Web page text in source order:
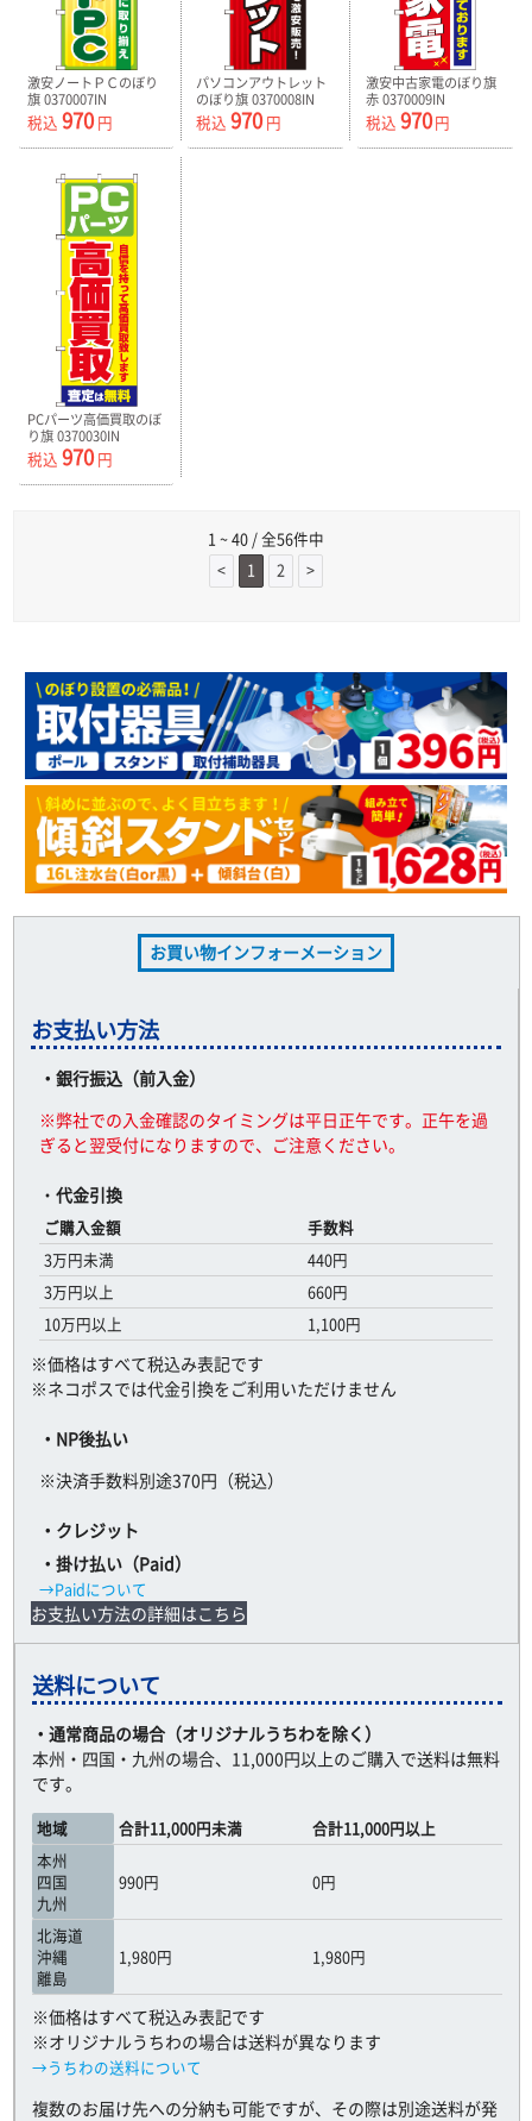
激安ノートＰＣのぼり
旗 0370007IN
税込 970 円
パソコンアウトレット
のぼり旗 0370008IN
税込 970円
激安中古家電のぼり旗
赤 0370009IN
税込 970円
PCパーツ高価買取のぼ
り旗 0370030IN
税込 970 円
1 ~ 40 / 全56件中
<
1 2 >
お買い物インフォーメーション
お支払い方法
・銀行振込（前入金）
※弊社での入金確認のタイミングは平日正午です。正午を過
ぎると翌受付になりますので、ご注意ください。
・ 代金引換
ご購入金額
手数料
3万円未満
440円
3万円以上
660円
10万円以上
1,100円
※価格はすべて税込み表記です
※ネコポスでは代金引換をご利用いただけません
・NP後払い
※決済手数料別途370円（税込）
・クレジット
・掛け払い（Paid）
→Paidについて
お支払い方法の詳細はこちら
送料について
・通常商品の場合（オリジナルうちわを除く）
本州・四国・九州の場合、11,000円以上のご購入で送料は無料
です。
地域 合計11,000円未満
合計11,000円以上
本州
四国
九州
990円 0円
北海道
沖縄
離島
1,980円 1,980円
※価格はすべて税込み表記です
※オリジナルうちわの場合は送料が異なります
→うちわの送料について
複数のお届け先への分納も可能ですが、その際は別途送料が発